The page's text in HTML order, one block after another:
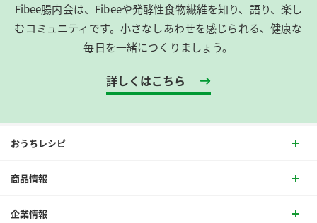
Fibee腸内会は、​Fibeeや発酵性食物繊維を知り、語り、楽し
むコミュニティです。​小さなしあわせを感じられる、健康な
毎日を一緒につくりましょう。
詳しくはこちら
おうちレシピ
商品情報
企業情報